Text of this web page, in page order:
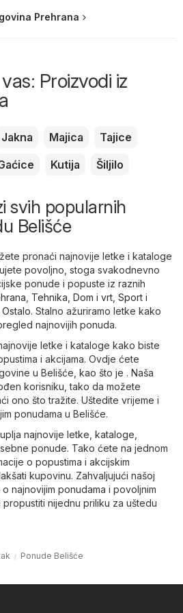
Prehrana
Proizvodi iz
Jakna Majica
Tajice
Kutija Šiljilo
svih popularnih
Belišće
pronaći najnovije letke i kataloge
povoljno, stoga svakodnevno
ponude i popuste iz raznih
Tehnika Dom i vrt Sport i
Ostalo. Stalno ažuriramo letke kako
najnovijih ponuda.
letke i kataloge kako biste
i akcijama. Ovdje ćete
u Belišće, kao što je . Naša
korisniku, tako da možete
ono što tražite. Uštedite vrijeme i
ponudama u Belišće.
najnovije letke, kataloge,
ponude. Tako ćete na jednom
o popustima i akcijskim
kupovinu. Zahvaljujući našoj
najnovijim ponudama i povoljnim
nijednu priliku za uštedu
Ponude Belišće